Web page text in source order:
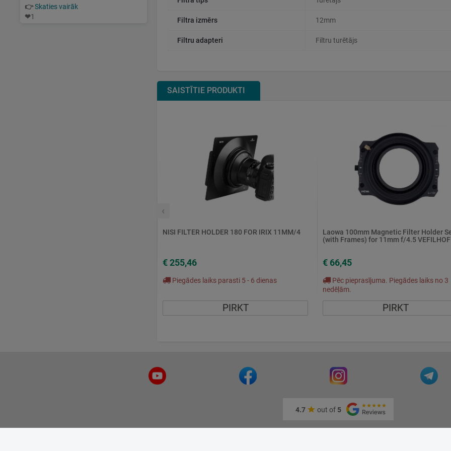
👉Skaties vairāk
❤1 Filtra izmērs 12mm
Filtru adapteri Filtru turētājs
SAISTĪTIE PRODUKTI
‹
NISI FILTER HOLDER 180 FOR IRIX 11MM/4
€ 255,46
Piegādes laiks parasti 5 - 6 dienas
PIRKT
Laowa 100mm Magnetic Filter Holder
(with Frames) for 11mm f/4.5
€ 66,45
Pēc pieprasījuma. Piegādes laiks no 3
nedēļām.
PIRKT
4.7 out of 5